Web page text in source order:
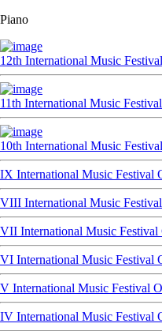
Piano
12th International Music
11th International Music
10th International Music
IX International Music Festival
VIII International Music Festival
VII International Music Festival
VI International Music Festival
V International Music Festival
IV International Music Festival